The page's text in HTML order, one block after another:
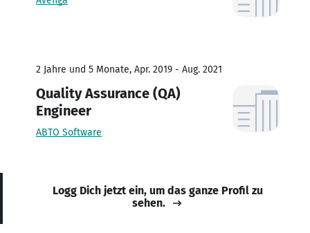
2 Jahre und 5 Monate, Apr. 2019 - Aug. 2021
Quality Assurance (QA)
Engineer
ABTO Software
Logg Dich jetzt ein, um das ganze Profil zu
sehen.